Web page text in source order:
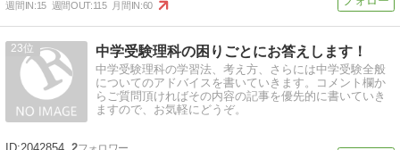
週間IN:15 週間OUT:115 月間IN:60
23 中学受験理科の困りごとにお答えします！
中学受験理科の学習法、考え方、さらには中学受験全般
についてのアドバイスを書いていきます。コメント欄か
らご質問頂ければその内容の記事を優先的に書いていき
ますので、お気軽にどうぞ。